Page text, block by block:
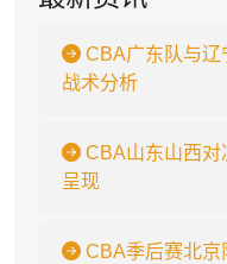
CBA广东队与辽
战术分析
CBA山东山西对
呈现
CBA季后赛北京